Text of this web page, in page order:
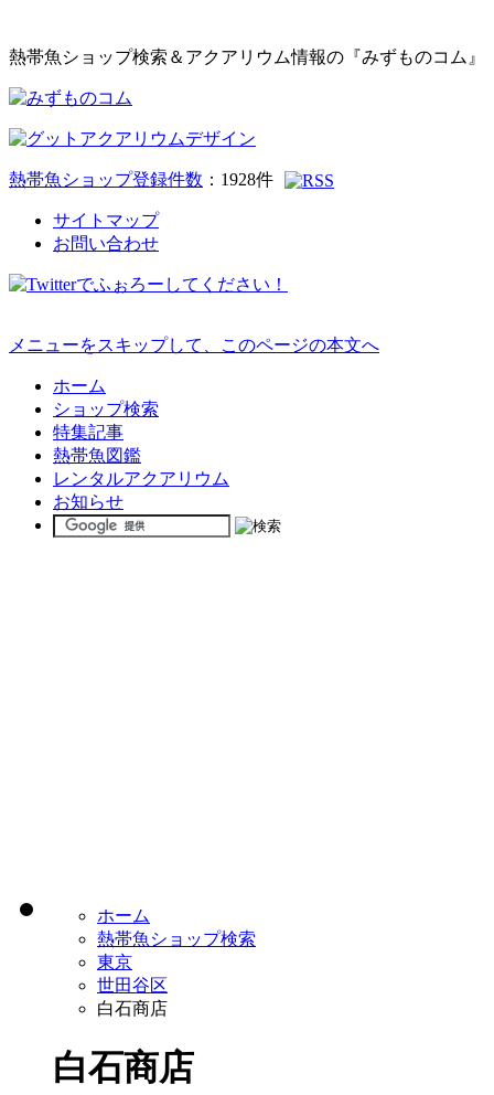
熱帯魚ショップ検索＆アクアリウム情報の『みずものコム』
熱帯魚ショップ登録件数 ： 1928件
サイトマップ
お問い合わせ
メニューをスキップして、このページの本文へ
ホーム
ショップ検索
特集記事
熱帯魚図鑑
レンタルアクアリウム
お知らせ
ホーム
熱帯魚ショップ検索
東京
世田谷区
白石商店
白石商店